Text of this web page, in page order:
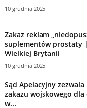
10 grudnia 2025
Zakaz reklam
suplementów prostaty
Wielkiej Brytanii
10 grudnia 2025
Sąd Apelacyjny
zakazu wojskowego dla
w...